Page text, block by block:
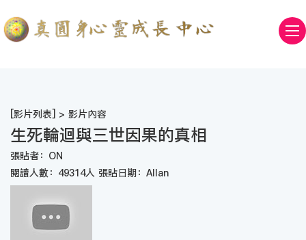
[影片列表] > 影片內容
生死輪迴與三世因果的真相
張貼者：ON
閱讀人數：49314人 張貼日期：Allan